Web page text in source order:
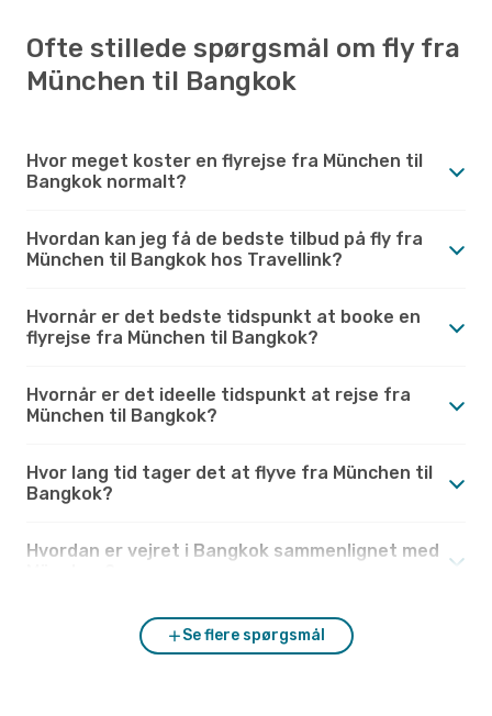
Ofte stillede spørgsmål om fly fra
München til Bangkok
Hvor meget koster en flyrejse fra München til
Bangkok normalt?
Hvordan kan jeg få de bedste tilbud på fly fra
München til Bangkok hos Travellink?
Hvornår er det bedste tidspunkt at booke en
flyrejse fra München til Bangkok?
Hvornår er det ideelle tidspunkt at rejse fra
München til Bangkok?
Hvor lang tid tager det at flyve fra München til
Bangkok?
Hvordan er vejret i Bangkok sammenlignet med
Se flere spørgsmål